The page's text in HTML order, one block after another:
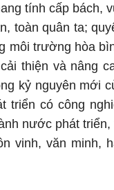
tính cấp bách,
toàn quân ta;
môi trường hòa
thiện và nâng
kỷ nguyên mới
triển có công
nước phát triển,
vinh, văn minh,